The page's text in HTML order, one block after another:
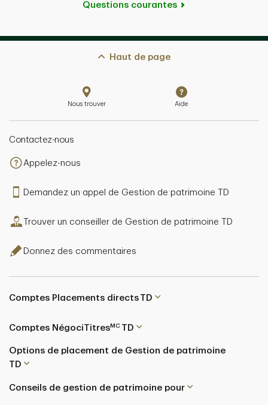
Questions courantes
Haut de page
Nous trouver Aide
Contactez-nous
Appelez-nous
Demandez un appel de Gestion de patrimoine TD
Trouver un conseiller de Gestion de patrimoine TD
Donnez des commentaires
Comptes Placements directs TD
Comptes NégociTitres MC TD
Options de placement de Gestion de patrimoine
TD
Conseils de gestion de patrimoine pour